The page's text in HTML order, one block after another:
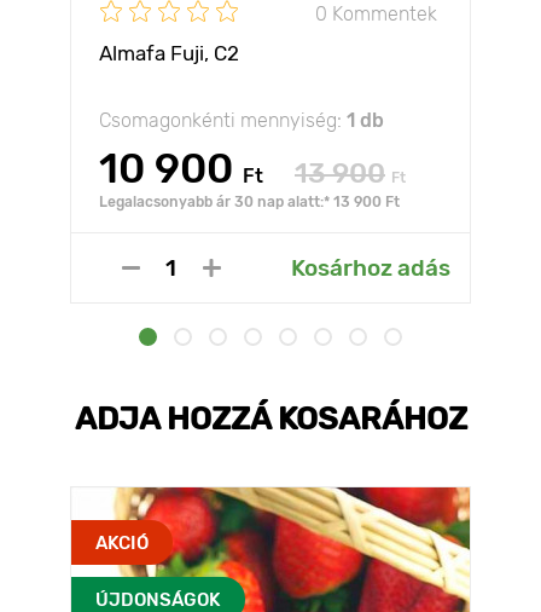
0 Kommentek
Almafa Fuji, С2
Csomagonkénti mennyiség: 1 db
10 900 Ft 13 900 Ft
Legalacsonyabb ár 30 nap alatt:* 13 900 Ft
Kosárhoz adás
ADJA HOZZÁ KOSARÁHOZ
AKCIÓ
ÚJDONSÁGOK